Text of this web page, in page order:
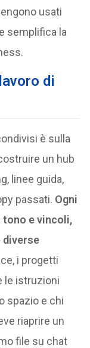
usati
semplifica la
di
è sulla
un hub
linee guida,
passati. Ogni
tono e vincoli,
diverse
i progetti
le istruzioni
spazio e chi
riaprire un
file su chat